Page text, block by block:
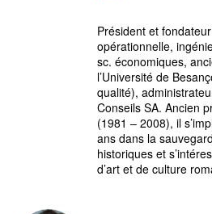
Président et
opérationnelle,
sc. économiques,
l’Université de
qualité),
Conseils SA. Ancien
(1981 – 2008), il
ans dans la
historiques et
d’art et de culture